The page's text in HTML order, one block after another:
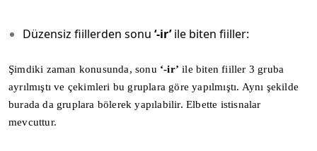
Düzensiz fiillerden sonu ‘-ir’ile biten fiiller:
Şimdiki zaman konusunda, sonu ‘-ir’ ile biten fiiller 3 gruba
ayrılmıştı ve çekimleri bu gruplara göre yapılmıştı. Aynı şekilde
burada da gruplara bölerek yapılabilir. Elbette istisnalar
mevcuttur.